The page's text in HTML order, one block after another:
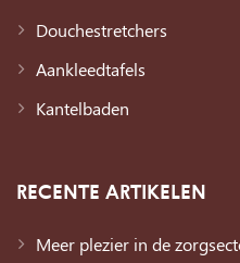
Douchestretchers
Aankleedtafels
Kantelbaden
RECENTE ARTIKELEN
Meer plezier in de